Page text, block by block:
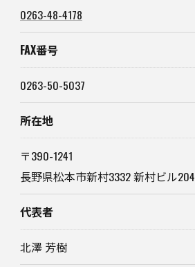
0263-48-4178
FAX番号
0263-50-5037
所在地
〒390-1241
長野県松本市新村3332 新村ビル204
代表者
北澤 芳樹